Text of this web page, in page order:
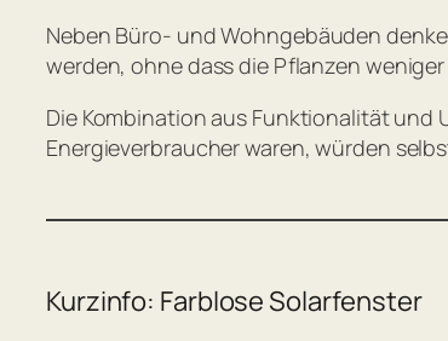
Neben Büro- und Wohngebäuden
werden, ohne dass die Pflanzen
Die Kombination aus Funktionalität
Energieverbraucher waren, würden
Kurzinfo: Farblose Solarfenster